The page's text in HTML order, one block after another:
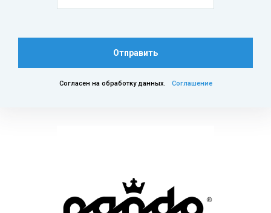
Отправить
Согласен на обработку данных. Соглашение